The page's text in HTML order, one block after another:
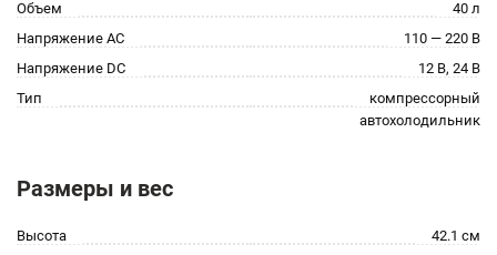
Объем
40 л
Напряжение AC
110 — 220 В
Напряжение DC
12 В, 24 В
Тип
компрессорный
автохолодильник
Размеры и вес
Высота
42.1 см